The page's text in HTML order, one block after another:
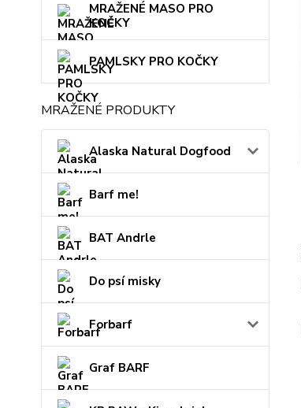
MRAŽENÉ MASO PRO
KOČKY
PAMLSKY PRO KOČKY
MRAŽENÉ PRODUKTY
Alaska Natural Dogfood
Barf me!
BAT Andrle
Do psí misky
Forbarf
Graf BARF